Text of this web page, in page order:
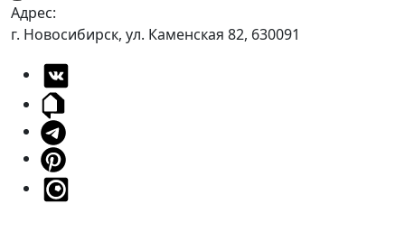
Адрес:
г. Новосибирск, ул. Каменская 82, 630091